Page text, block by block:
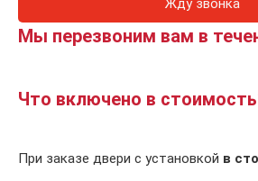
Жду звонка
Мы перезвоним вам в
Что включено в
При заказе двери с установкой в